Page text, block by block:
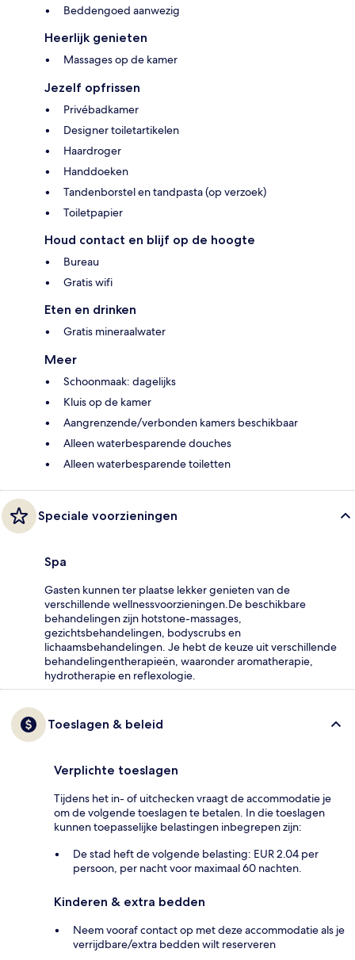
Beddengoed aanwezig
Heerlijk genieten
Massages op de kamer
Jezelf opfrissen
Privébadkamer
Designer toiletartikelen
Haardroger
Handdoeken
Tandenborstel en tandpasta (op verzoek)
Toiletpapier
Houd contact en blijf op de hoogte
Bureau
Gratis wifi
Eten en drinken
Gratis mineraalwater
Meer
Schoonmaak: dagelijks
Kluis op de kamer
Aangrenzende/verbonden kamers beschikbaar
Alleen waterbesparende douches
Alleen waterbesparende toiletten
Speciale voorzieningen
Spa
Gasten kunnen ter plaatse lekker genieten van de
verschillende wellnessvoorzieningen.De beschikbare
behandelingen zijn hotstone-massages,
gezichtsbehandelingen, bodyscrubs en
lichaamsbehandelingen. Je hebt de keuze uit verschillende
behandelingentherapieën, waaronder aromatherapie,
hydrotherapie en reflexologie.
Toeslagen & beleid
Verplichte toeslagen
Tijdens het in- of uitchecken vraagt de accommodatie je
om de volgende toeslagen te betalen. In die toeslagen
kunnen toepasselijke belastingen inbegrepen zijn:
De stad heft de volgende belasting: EUR 2.04 per
persoon, per nacht voor maximaal 60 nachten.
Kinderen & extra bedden
Neem vooraf contact op met deze accommodatie als je
verrijdbare/extra bedden wilt reserveren